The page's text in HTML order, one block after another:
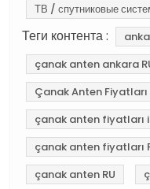
ТВ / спутниковые
Теги контента :
çanak anten ankara
Çanak Anten Fiyatları
çanak anten fiyatları
çanak anten fiyatları
çanak anten RU